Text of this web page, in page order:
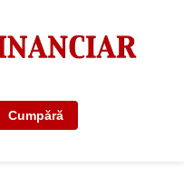
Cumpără